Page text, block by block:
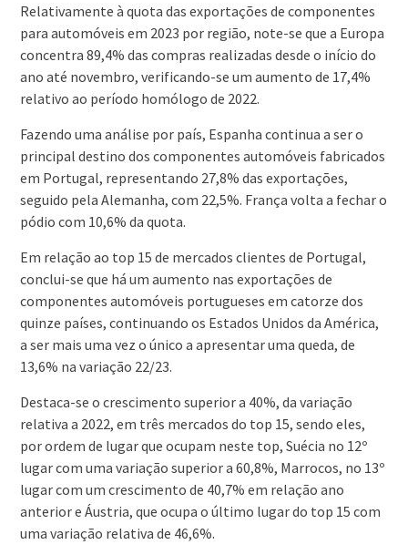
Relativamente à quota das exportações de componentes
para automóveis em 2023 por região, note-se que a Europa
concentra 89,4% das compras realizadas desde o início do
ano até novembro, verificando-se um aumento de 17,4%
relativo ao período homólogo de 2022.
Fazendo uma análise por país, Espanha continua a ser o
principal destino dos componentes automóveis fabricados
em Portugal, representando 27,8% das exportações,
seguido pela Alemanha, com 22,5%. França volta a fechar o
pódio com 10,6% da quota.
Em relação ao top 15 de mercados clientes de Portugal,
conclui-se que há um aumento nas exportações de
componentes automóveis portugueses em catorze dos
quinze países, continuando os Estados Unidos da América,
a ser mais uma vez o único a apresentar uma queda, de
13,6% na variação 22/23.
Destaca-se o crescimento superior a 40%, da variação
relativa a 2022, em três mercados do top 15, sendo eles,
por ordem de lugar que ocupam neste top, Suécia no 12º
lugar com uma variação superior a 60,8%, Marrocos, no 13º
lugar com um crescimento de 40,7% em relação ano
anterior e Áustria, que ocupa o último lugar do top 15 com
uma variação relativa de 46,6%.